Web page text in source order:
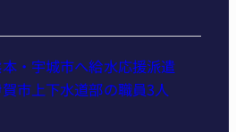
・宇城市へ給水応援派遣
市上下水道部の職員3人